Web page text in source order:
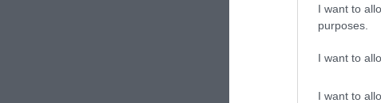
I want to
purposes.
I want to
I want to